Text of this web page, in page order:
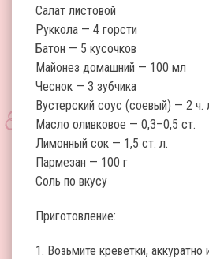
Салат листовой
Руккола — 4 горсти
Батон — 5 кусочков
Майонез домашний — 100 мл
Чеснок — 3 зубчика
Вустерский соус (соевый) — 2 ч.
Масло оливковое — 0,3–0,5 ст.
Лимонный сок — 1,5 ст. л.
Пармезан — 100 г
Соль по вкусу
Приготовление:
1. Возьмите креветки, аккуратно